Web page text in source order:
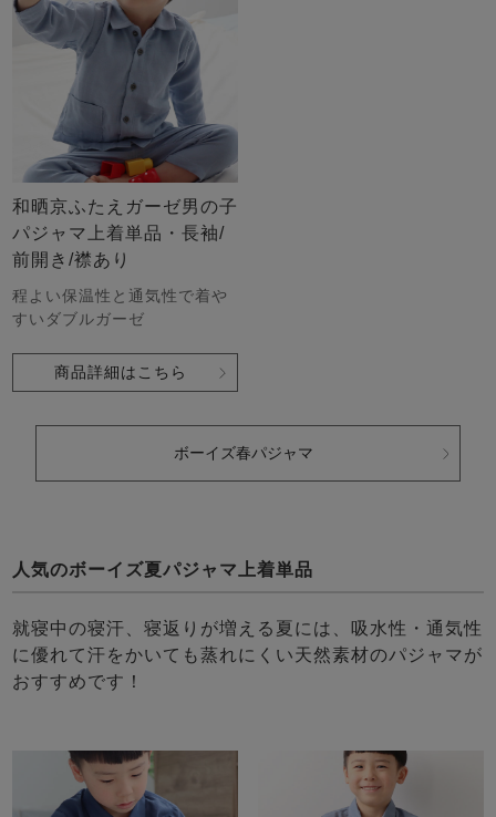
和晒京ふたえガーゼ男の子
パジャマ上着単品・長袖/
前開き/襟あり
程よい保温性と通気性で着や
すいダブルガーゼ
商品詳細はこちら
ボーイズ春パジャマ
人気のボーイズ夏パジャマ上着単品
就寝中の寝汗、寝返りが増える夏には、吸水性・通気性
に優れて汗をかいても蒸れにくい天然素材のパジャマが
おすすめです！